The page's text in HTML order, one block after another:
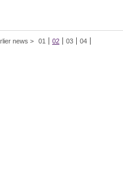
news > 01 02 03 04